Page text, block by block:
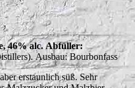
46% alc.Abfüller:
Ausbau: Bourbonfass
erstaunlich süß. Sehr